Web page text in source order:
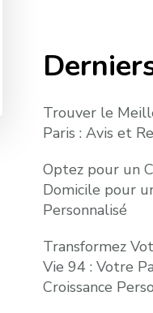
Trouver le
Paris : Avis et
Optez pour un
Domicile pour
Personnalisé
Transformez
Vie 94 : Votre
Croissance